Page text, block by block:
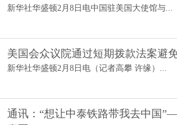
新华社华盛顿2月8日电中国驻美国大使馆与...
美国会众议院通过短期拨款法案避
新华社华盛顿2月8日电（记者高攀 许缘）...
通讯：“想让中泰铁路带我去中国